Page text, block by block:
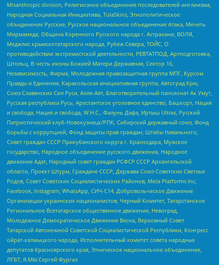
Misanthropic division, Религиозное объединение последователей инглиизма,
Народная Социальная Инициатива, TulaSkins, Этнополитическое
объединение Русские, Русское национальное объединение Атака, Мечеть
Мирмамеда, Община Коренного Русского народа г. Астрахани, ВОЛЯ,
Меджлис крымскотатарского народа, Рубеж Севера, ТОЙС, О
противодействии экстремистской деятельности, РЕВТАТПОД, Артподготовка,
Штольц, В честь иконы Божией Матери Державная, Сектор 16,
Независимость, Фирма, Молодежная правозащитная группа МПГ, Курсом
Правды и Единения, Каракольская инициативная группа, Автоград Крю,
Союз Славянских Сил Руси, Алля-Аят, Благотворительный пансионат Ак Умут,
Русская республика Русь, Арестантское уголовное единство, Башкорт, Нация
и свобода, Нация и свобода, W.H.С., Фалунь Дафа, Иртыш Ultras, Русский
Патриотический клуб-Новокузнецк/РПК, Сибирский державный союз, Фонд
борьбы с коррупцией, Фонд защиты прав граждан, Штабы Навального,
Совет граждан СССР Прикубанского округа г. Краснодара, Мужское
государство, Народное объединение русского движения, Народное
движение Адат, Народный совет граждан РСФСР СССР Архангельской
области, Проект Штурм, Граждане СССР, Держава Союз Советских Светлых
Родов, Совет Советских Социалистических Районов, Meta Platforms Inc,
Facebook, Instagram, WhatsApp, СИЧ-С14, Добровольческое Движение
Организации украинских националистов, Черный Комитет, Татарстанское
Региональное Всетатарское общественное движение, Невоград,
Молодежное Демократическое Движение Весна, Верховный Совет
Татарской Автономной Советской Социалистической Республики, Конгресс
ойрат-калмыцкого народа, Исполнительный комитет совета народных
депутатов Красноярского края, Этническое национальное объединение,
ЛГБТ, Я.МЫ Сергей Фургал